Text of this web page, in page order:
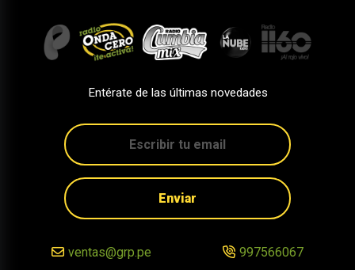
Entérate de las últimas novedades
Enviar
ventas@grp.pe 997566067